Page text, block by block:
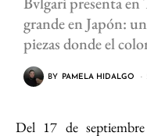
grande en Japón:
piezas donde el
BY PAMELA HIDALGO
Del 17 de